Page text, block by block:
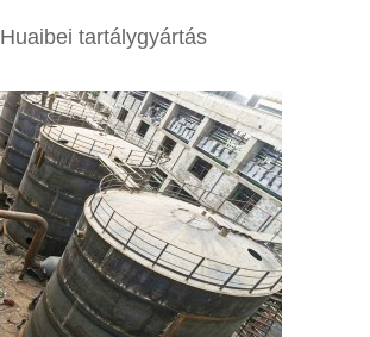
Huaibei tartálygyártás